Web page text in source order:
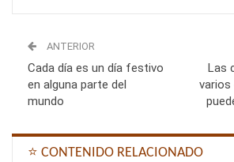
ANTERIOR
Cada día es un día festivo
en alguna parte del
mundo
Las
varios
⭐ CONTENIDO RELACIONADO